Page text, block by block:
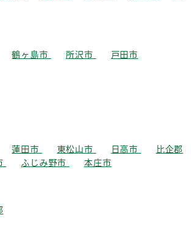
鶴ヶ島市 所沢市 戸田市
蓮田市 東松山市 日高市
比企郡
ふじみ野市 本庄市